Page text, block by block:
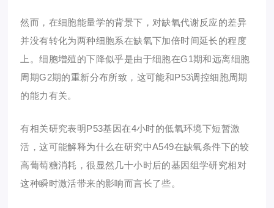
然而，在细胞能量学的背景下，对缺氧代谢反应的差异
并没有转化为两种细胞系在缺氧下加倍时间延长的程度
上。细胞增殖的下降似乎是由于细胞在G1期和远离细胞
周期G2期的重新分布所致，这可能和P53调控细胞周期
的能力有关。
有相关研究表明P53基因在4小时的低氧环境下短暂激
活 ，这可能解释为什么在研究中A549在缺氧条件下的较
高葡萄糖消耗，很显然几十小时后的基因组学研究相对
这种瞬时激活带来的影响而言长了些。